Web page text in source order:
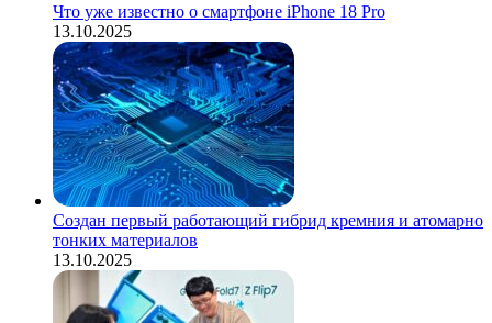
Что уже известно о смартфоне iPhone 18 Pro
13.10.2025
Создан первый работающий гибрид кремния и атомарно
тонких материалов
13.10.2025